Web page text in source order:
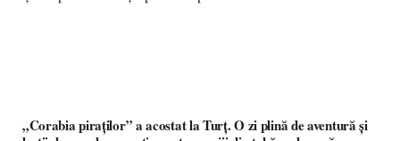
„Corabia piraților” a acostat la Turț. O zi plină de aventură și